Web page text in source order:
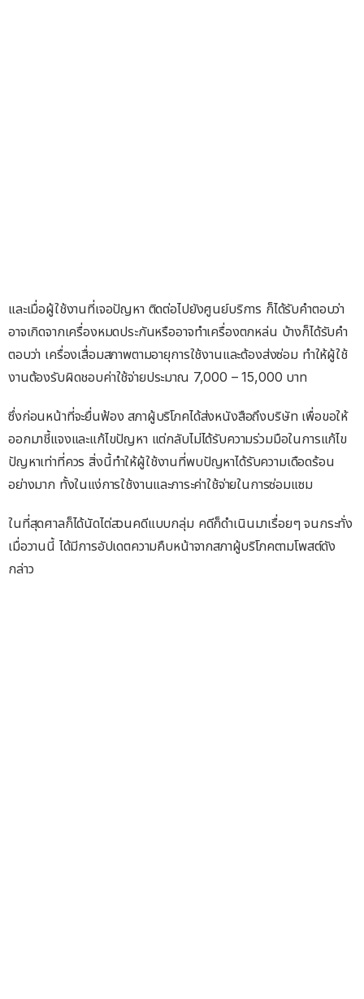
และเมื่อผู้ใช้งานที่เจอปัญหา ติดต่อไปยังศูนย์บริการ ก็ได้รับคำตอบว่า
อาจเกิดจากเครื่องหมดประกันหรืออาจทำเครื่องตกหล่น บ้างก็ได้รับคำ
ตอบว่า เครื่องเสื่อมสภาพตามอายุการใช้งานและต้องส่งซ่อม ทำให้ผู้ใช้
งานต้องรับผิดชอบค่าใช้จ่ายประมาณ 7,000 – 15,000 บาท
ซึ่งก่อนหน้าที่จะยื่นฟ้อง สภาผู้บริโภคได้ส่งหนังสือถึงบริษัท เพื่อขอให้
ออกมาชี้แจงและแก้ไขปัญหา แต่กลับไม่ได้รับความร่วมมือในการแก้ไข
ปัญหาเท่าที่ควร สิ่งนี้ทำให้ผู้ใช้งานที่พบปัญหาได้รับความเดือดร้อน
อย่างมาก ทั้งในแง่การใช้งานและภาระค่าใช้จ่ายในการซ่อมแซม
ในที่สุดศาลก็ได้นัดไต่สวนคดีแบบกลุ่ม คดีก็ดำเนินมาเรื่อยๆ จนกระทั่ง
เมื่อวานนี้ ได้มีการอัปเดตความคืบหน้าจากสภาผู้บริโภคตามโพสต์ดัง
กล่าว